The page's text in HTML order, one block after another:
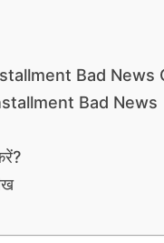
Bad News
Bad News